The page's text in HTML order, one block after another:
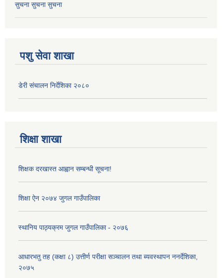
सुचना सुचना सुचना
पशु सेवा शाखा
डेरी संचालन निर्देशिका २०८०
शिक्षा शाखा
शिक्षक दरखास्त आह्वान सम्बन्धी सूचना!
शिक्षा ऐन २०७४ जुगल गाउँपालिका
स्थानिय पाठ्यक्रम जुगल गाउँपालिका - २०७६
आधारभतु तह (कक्षा ८) उत्तीर्ण परीक्षा सञ्चालन तथा ब्यवस्थापन ननर्देशिका,
२०७५